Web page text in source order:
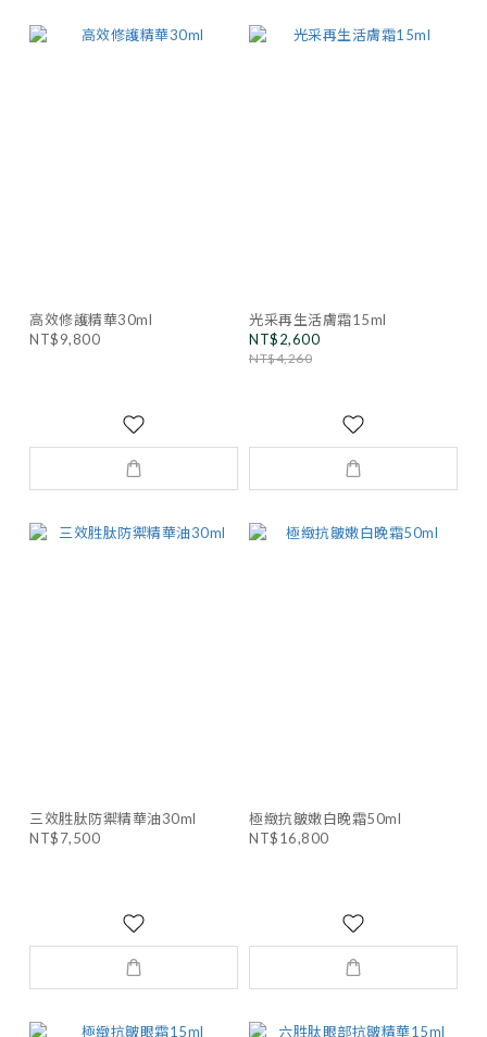
高效修護精華30ml
NT$9,800
光采再生活膚霜15ml
NT$2,600
NT$4,260
三效胜肽防禦精華油30ml
NT$7,500
極緻抗皺嫩白晚霜50ml
NT$16,800